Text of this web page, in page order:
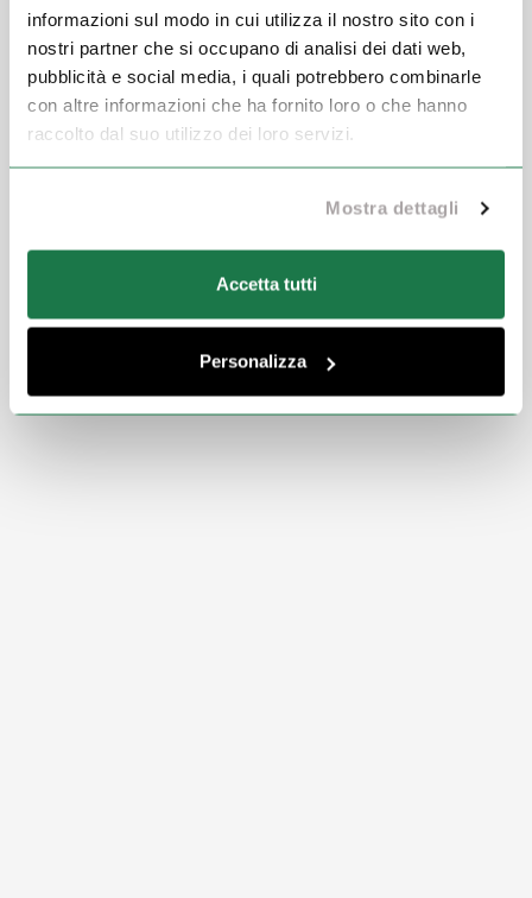
informazioni sul modo in cui utilizza il nostro sito con i
nostri partner che si occupano di analisi dei dati web,
pubblicità e social media, i quali potrebbero combinarle
con altre informazioni che ha fornito loro o che hanno
raccolto dal suo utilizzo dei loro servizi.
Mostra dettagli
Accetta tutti
Personalizza